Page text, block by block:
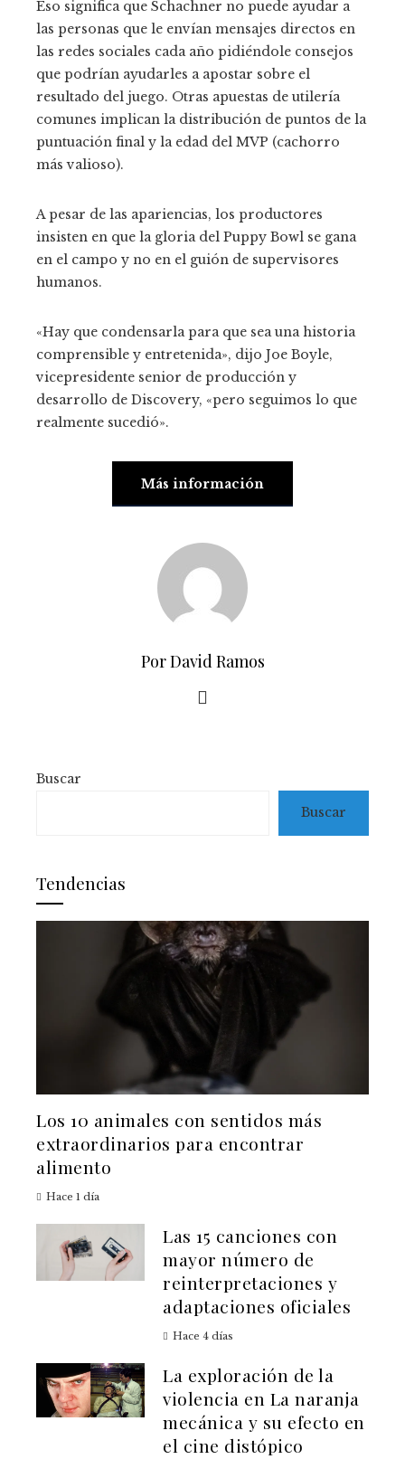
Eso significa que Schachner no puede ayudar a
las personas que le envían mensajes directos en
las redes sociales cada año pidiéndole consejos
que podrían ayudarles a apostar sobre el
resultado del juego. Otras apuestas de utilería
comunes implican la distribución de puntos de la
puntuación final y la edad del MVP (cachorro
más valioso).
A pesar de las apariencias, los productores
insisten en que la gloria del Puppy Bowl se gana
en el campo y no en el guión de supervisores
humanos.
«Hay que condensarla para que sea una historia
comprensible y entretenida», dijo Joe Boyle,
vicepresidente senior de producción y
desarrollo de Discovery, «pero seguimos lo que
realmente sucedió».
Más información
Por David Ramos
Buscar
Buscar
Tendencias
Los 10 animales con sentidos más
extraordinarios para encontrar
alimento
Hace 1 día
Las 15 canciones con
mayor número de
reinterpretaciones y
adaptaciones oficiales
Hace 4 días
La exploración de la
violencia en La naranja
mecánica y su efecto en
el cine distópico